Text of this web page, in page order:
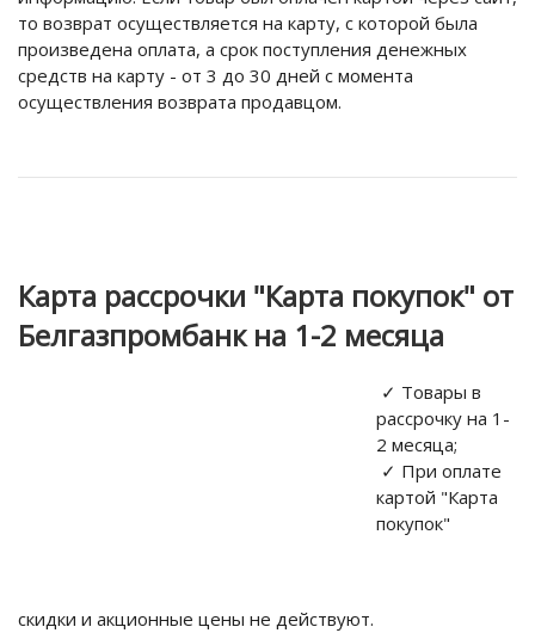
то возврат осуществляется на карту, с которой была
произведена оплата, а срок поступления денежных
средств на карту - от 3 до 30 дней с момента
осуществления возврата продавцом.
Карта рассрочки "Карта покупок" от
Белгазпромбанк на 1-2 месяца
✓ Товары в
рассрочку на 1-
2 месяца;
✓ При оплате
картой "Карта
покупок"
скидки и акционные цены не действуют.